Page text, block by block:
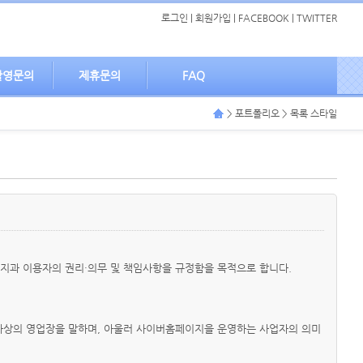
로그인 회원가입 FACEBOOK TWITTER
문의 제휴문의 FAQ
> 포트폴리오 > 목록 스타일
이용자의 권리·의무 및 책임사항을 규정함을 목적으로 합니다.
영업장을 말하며, 아울러 사이버홈페이지을 운영하는 사업자의 의미